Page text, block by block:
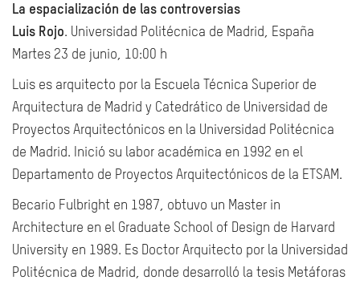
La espacialización de las controversias
Luis Rojo. Universidad Politécnica de Madrid, España
Martes 23 de junio, 10:00 h
Luis es arquitecto por la Escuela Técnica Superior de
Arquitectura de Madrid y Catedrático de Universidad de
Proyectos Arquitectónicos en la Universidad Politécnica
de Madrid. Inició su labor académica en 1992 en el
Departamento de Proyectos Arquitectónicos de la ETSAM.
Becario Fulbright en 1987, obtuvo un Master in
Architecture en el Graduate School of Design de Harvard
University en 1989. Es Doctor Arquitecto por la Universidad
Politécnica de Madrid, donde desarrolló la tesis Metáforas